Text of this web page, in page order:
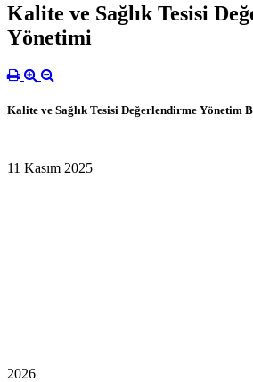
Kalite ve Sağlık Tesisi
Yönetimi
Kalite ve Sağlık Tesisi Değerlendirme Yönetim
11 Kasım 2025
2026